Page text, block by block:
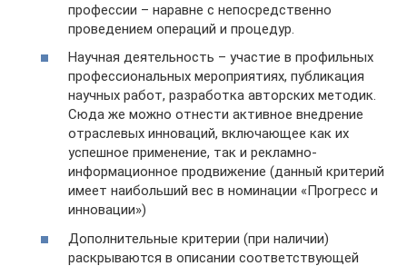
профессии – наравне с непосредственно
проведением операций и процедур.
Научная деятельность – участие в профильных
профессиональных мероприятиях, публикация
научных работ, разработка авторских методик.
Сюда же можно отнести активное внедрение
отраслевых инноваций, включающее как их
успешное применение, так и рекламно-
информационное продвижение (данный критерий
имеет наибольший вес в номинации «Прогресс и
инновации»)
Дополнительные критерии (при наличии)
раскрываются в описании соответствующей